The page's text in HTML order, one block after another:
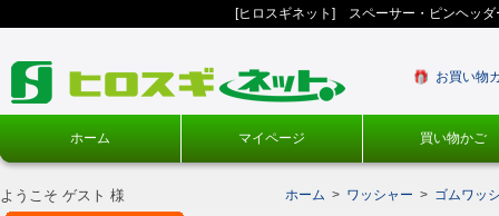
[ヒロスギネット] スペーサー・ピンヘッ
お買い物
ホーム マイページ 買い物かご
ようこそ ゲスト 様 ホーム > ワッシャー > ゴムワッ